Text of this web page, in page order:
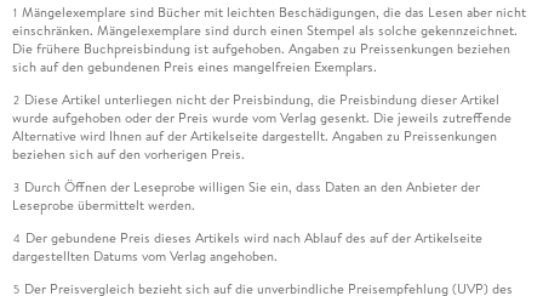
1 Mängelexemplare sind Bücher mit leichten Beschädigungen, die das Lesen aber nicht
einschränken. Mängelexemplare sind durch einen Stempel als solche gekennzeichnet.
Die frühere Buchpreisbindung ist aufgehoben. Angaben zu Preissenkungen beziehen
sich auf den gebundenen Preis eines mangelfreien Exemplars.
2 Diese Artikel unterliegen nicht der Preisbindung, die Preisbindung dieser Artikel
wurde aufgehoben oder der Preis wurde vom Verlag gesenkt. Die jeweils zutreffende
Alternative wird Ihnen auf der Artikelseite dargestellt. Angaben zu Preissenkungen
beziehen sich auf den vorherigen Preis.
3 Durch Öffnen der Leseprobe willigen Sie ein, dass Daten an den Anbieter der
Leseprobe übermittelt werden.
4 Der gebundene Preis dieses Artikels wird nach Ablauf des auf der Artikelseite
dargestellten Datums vom Verlag angehoben.
5 Der Preisvergleich bezieht sich auf die unverbindliche Preisempfehlung (UVP) des